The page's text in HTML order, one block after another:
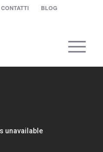
CONTATTI BLOG